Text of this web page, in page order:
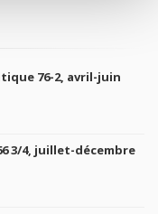
76-2, avril-juin
3/4, juillet-décembre